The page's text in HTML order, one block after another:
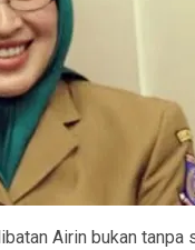
Airin bukan